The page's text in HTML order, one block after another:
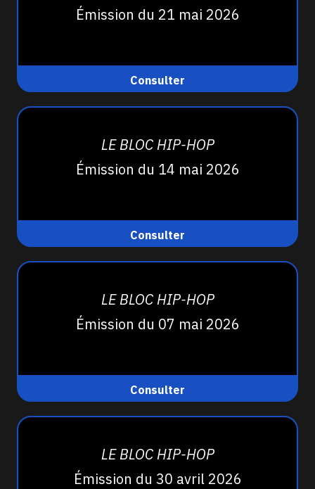
Émission du 21 mai 2026
Consulter
LE BLOC HIP-HOP
Émission du 14 mai 2026
Consulter
LE BLOC HIP-HOP
Émission du 07 mai 2026
Consulter
LE BLOC HIP-HOP
Émission du 30 avril 2026